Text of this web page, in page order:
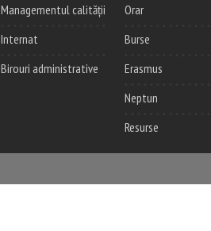
Managementul calității
Internat
Birouri administrative
Orar
Burse
Erasmus
Neptun
Resurse